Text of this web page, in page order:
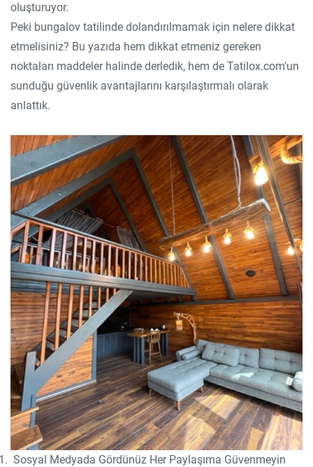
oluşturuyor.
Peki bungalov tatilinde dolandırılmamak için nelere dikkat
etmelisiniz? Bu yazıda hem dikkat etmeniz gereken
noktaları maddeler halinde derledik, hem de Tatilox.com'un
sunduğu güvenlik avantajlarını karşılaştırmalı olarak
anlattık.
Sosyal Medyada Gördünüz Her Paylaşıma Güvenmeyin